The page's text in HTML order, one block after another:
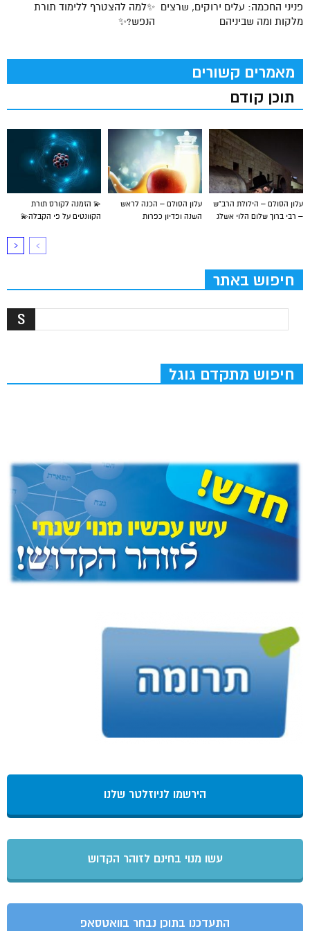
✨למה להצטרף ללימוד תורת
הנפש?✨
פניני החכמה: עלים ירוקים, שרצים
מלקות ומה שביניהם
מאמרים קשורים
תוכן קודם
💫 הזמנה לקורס תורת
הקוונטים על פי הקבלה💫
עלון הסולם – הכנה לראש
השנה ופדיון כפרות
עלון הסולם – הילולת הרב”ש
– רבי ברוך שלום הלוי אשלג
חיפוש באתר
חיפוש מתקדם גוגל
הירשמו לניוזלטר שלנו
עשו מנוי בחינם לזוהר הקדוש
התעדכנו בתוכן נבחר בוואטסאפ